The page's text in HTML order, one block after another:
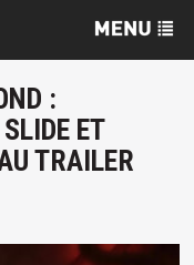
:
ET
TRAILER